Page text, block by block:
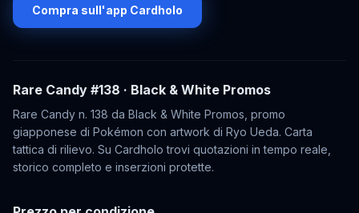
Compra sull'app Cardholo
Rare Candy #138 · Black & White Promos
Rare Candy n. 138 da Black & White Promos, promo
giapponese di Pokémon con artwork di Ryo Ueda. Carta
tattica di rilievo. Su Cardholo trovi quotazioni in tempo reale,
storico completo e inserzioni protette.